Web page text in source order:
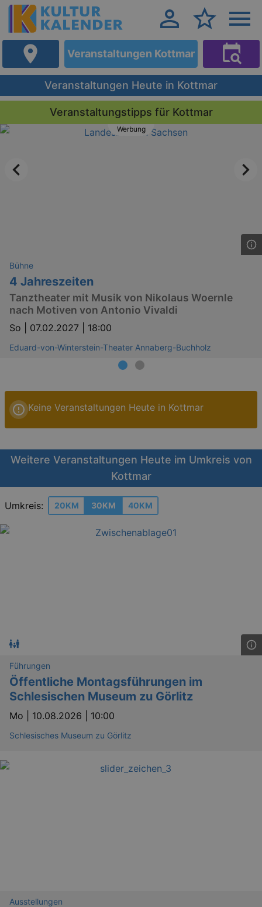
Veranstaltungen Kottmar
Veranstaltungen Heute in Kottmar
Veranstaltungstipps für Kottmar
Werbung
Bühne
4 Jahreszeiten
Tanztheater mit Musik von Nikolaus Woernle
nach Motiven von Antonio Vivaldi
So | 07.02.2027 | 18:00
Eduard-von-Winterstein-Theater Annaberg-Buchholz
Keine Veranstaltungen Heute in Kottmar
Weitere Veranstaltungen Heute im Umkreis von
Kottmar
Umkreis: 20KM 30KM 40KM
Führungen
Öffentliche Montagsführungen im
Schlesischen Museum zu Görlitz
Mo | 10.08.2026 | 10:00
Schlesisches Museum zu Görlitz
Ausstellungen